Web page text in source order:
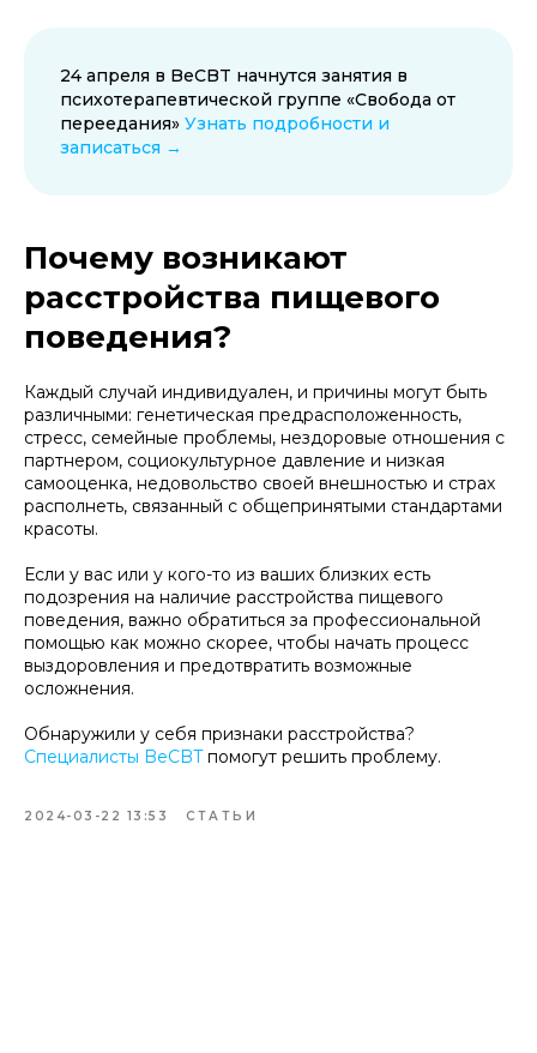
24 апреля в BeCBT начнутся занятия в
психотерапевтической группе «Свобода от
переедания» Узнать подробности и
записаться →
Почему возникают
расстройства пищевого
поведения?
Каждый случай индивидуален, и причины могут быть
различными: генетическая предрасположенность,
стресс, семейные проблемы, нездоровые отношения с
партнером, социокультурное давление и низкая
самооценка, недовольство своей внешностью и страх
располнеть, связанный с общепринятыми стандартами
красоты.
Если у вас или у кого-то из ваших близких есть
подозрения на наличие расстройства пищевого
поведения, важно обратиться за профессиональной
помощью как можно скорее, чтобы начать процесс
выздоровления и предотвратить возможные
осложнения.
Обнаружили у себя признаки расстройства?
Специалисты BeCBTпомогут решить проблему.
2024-03-22 13:53 СТАТЬИ